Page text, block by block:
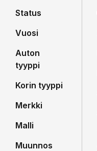
Status
Vuosi
Auton
tyyppi
Korin tyyppi
Merkki
Malli
Muunnos